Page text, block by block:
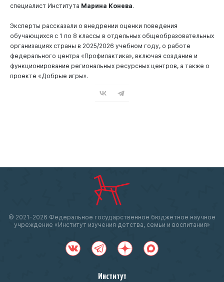
специалист Института Марина Конева.
Эксперты рассказали о внедрении оценки поведения
обучающихся с 1 по 8 классы в отдельных общеобразовательных
организациях страны в 2025/2026 учебном году, о работе
федерального центра «Профилактика», включая создание и
функционирование региональных ресурсных центров, а также о
проекте «Добрые игры».
© 2021-2026 Федеральное государственное бюджетное научное
учреждение «Институт изучения детства, семьи и воспитания»
Институт